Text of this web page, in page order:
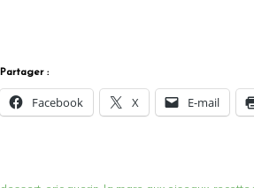
Partager :
Facebook X E-mail